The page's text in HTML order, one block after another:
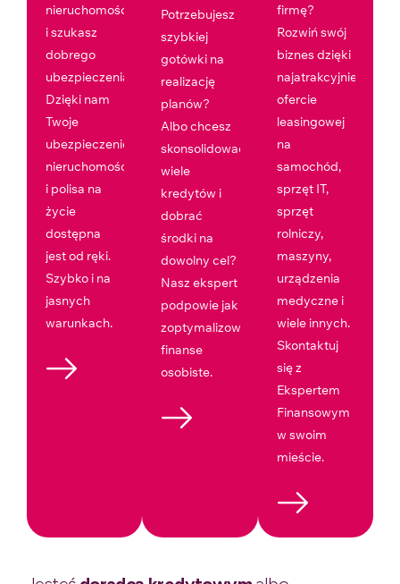
nieruchomość
i szukasz
dobrego
ubezpieczenia?
Dzięki nam
Twoje
ubezpieczenie
nieruchomości
i polisa na
życie
dostępna
jest od ręki.
Szybko i na
jasnych
warunkach.
Potrzebujesz
szybkiej
gotówki na
realizację
planów?
Albo chcesz
skonsolidować
wiele
kredytów i
dobrać
środki na
dowolny cel?
Nasz ekspert
podpowie jak
zoptymalizować
finanse
osobiste.
firmę?
Rozwiń swój
biznes dzięki
najatrakcyjniejszej
ofercie
leasingowej
na
samochód,
sprzęt IT,
sprzęt
rolniczy,
maszyny,
urządzenia
medyczne i
wiele innych.
Skontaktuj
się z
Ekspertem
Finansowym
w swoim
mieście.